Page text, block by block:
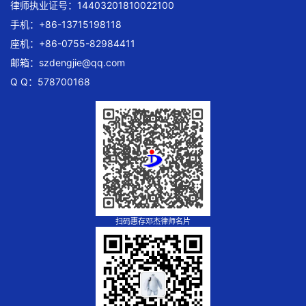
律师执业证号：14403201810022100
手机：+86-13715198118
座机：+86-0755-82984411
邮箱： szdengjie@qq.com
Q Q：578700168
扫码惠存邓杰律师名片